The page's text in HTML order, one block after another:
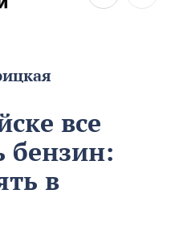
все
бензин:
в